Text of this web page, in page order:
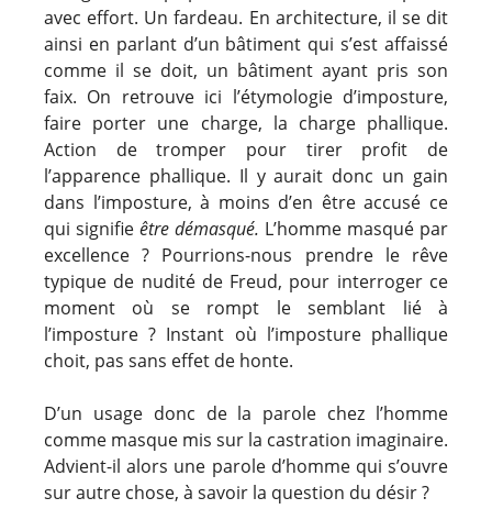
avec effort. Un fardeau. En architecture, il se dit
ainsi en parlant d’un bâtiment qui s’est affaissé
comme il se doit, un bâtiment ayant pris son
faix. On retrouve ici l’étymologie d’imposture,
faire porter une charge, la charge phallique.
Action de tromper pour tirer profit de
l’apparence phallique. Il y aurait donc un gain
dans l’imposture, à moins d’en être accusé ce
qui signifie être démasqué. L’homme masqué par
excellence ? Pourrions-nous prendre le rêve
typique de nudité de Freud, pour interroger ce
moment où se rompt le semblant lié à
l’imposture ? Instant où l’imposture phallique
choit, pas sans effet de honte.
D’un usage donc de la parole chez l’homme
comme masque mis sur la castration imaginaire.
Advient-il alors une parole d’homme qui s’ouvre
sur autre chose, à savoir la question du désir ?